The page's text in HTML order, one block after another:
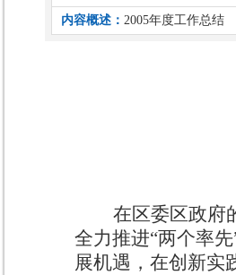
内容概述： 2005年度工作总结
在区委区政府
全力推进“两个率
展机遇，在创新实